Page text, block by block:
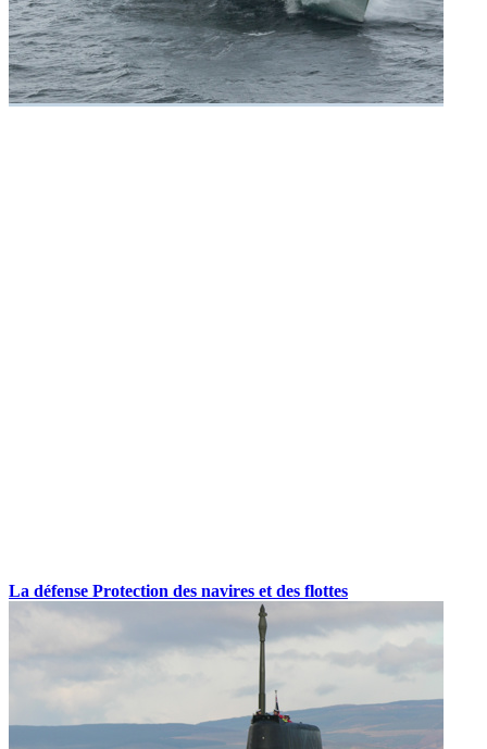
La défense Protection des navires et des flottes